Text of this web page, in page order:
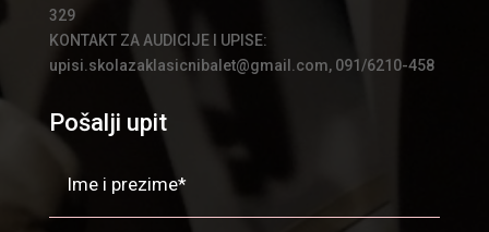
329
KONTAKT ZA AUDICIJE I UPISE:
upisi.skolazaklasicnibalet@gmail.com, 091/6210-458
Pošalji upit